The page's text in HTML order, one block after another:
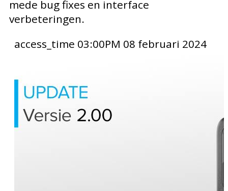
mede bug fixes en interface
verbeteringen.
access_time 03:00PM 08 februari 2024